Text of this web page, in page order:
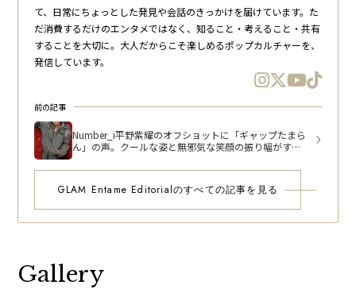
て、日常にちょっとした発見や会話のきっかけを届けています。た
だ消費するだけのエンタメではなく、知ること・考えること・共有
することを大切に。大人だからこそ楽しめるポップカルチャーを、
発信しています。
前の記事
Number_i平野紫耀のオフショットに「ギャップたまら
ん」の声。クールな姿と無邪気な笑顔の振り幅がすご
GLAM Entame Editorialのすべての記事を見る
Gallery